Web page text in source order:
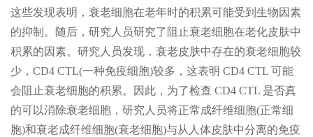
这些发现表明，衰老细胞在老年时的积累可能受到生物因素
的抑制。随后，研究人员研究了阻止衰老细胞在老化皮肤中
积累的因素。研究人员发现，衰老皮肤中存在的衰老细胞较
少，CD4 CTL(一种免疫细胞)较多，这表明 CD4 CTL 可能
会阻止衰老细胞的积累。因此，为了检查 CD4 CTL 是否真
的可以消除衰老细胞，研究人员将正常成纤维细胞(正常细
胞)和衰老成纤维细胞(衰老细胞)与从人体皮肤中分离的免疫